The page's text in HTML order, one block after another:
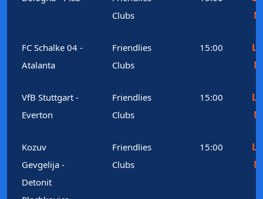
Clubs
FC Schalke 04 -
Atalanta
Friendlies
Clubs
15:00
VfB Stuttgart -
Everton
Friendlies
Clubs
15:00
Kozuv
Gevgelija -
Detonit
Friendlies
Clubs
15:00